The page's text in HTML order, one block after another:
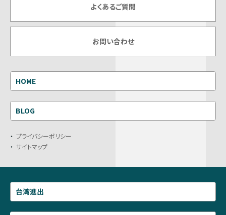
よくあるご質問
お問い合わせ
HOME
BLOG
プライバシーポリシー
サイトマップ
台湾進出